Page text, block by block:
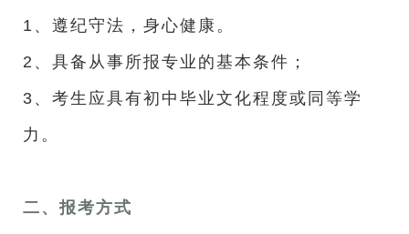
1、遵纪守法，身心健康。
2、具备从事所报专业的基本条件；
3、考生应具有初中毕业文化程度或同等学
力。
二、报考方式